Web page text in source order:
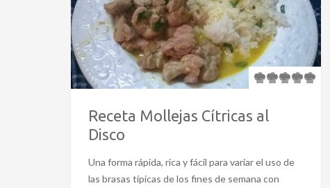
Receta Mollejas Cítricas al
Disco
Una forma rápida, rica y fácil para variar el uso de
las brasas típicas de los fines de semana con